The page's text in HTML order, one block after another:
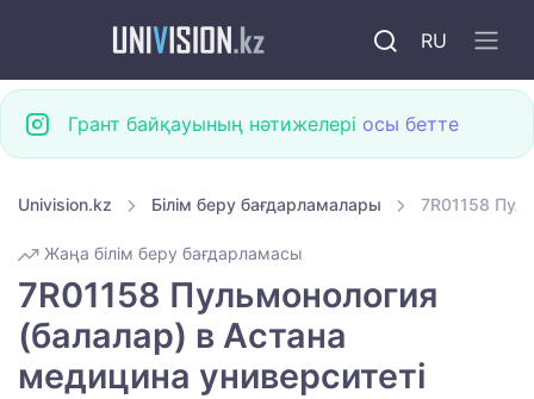
RU
Грант байқауының нәтижелері осы бетте
Univision.kz Білім беру бағдарламалары 7R01158
Жаңа білім беру бағдарламасы
7R01158 Пульмонология
(балалар) в Астана
медицина университеті